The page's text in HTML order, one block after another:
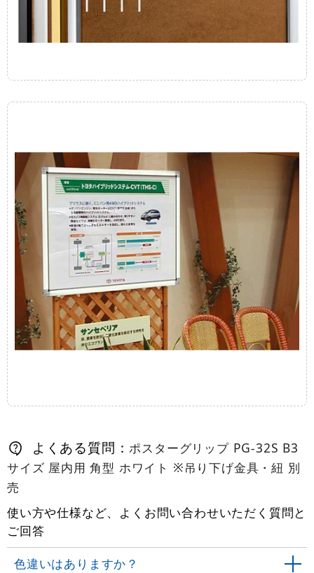
よくある質問：ポスターグリップ PG-32S B3
サイズ 屋内用 角型 ホワイト ※吊り下げ金具・紐 別
売
使い方や仕様など、よくお問い合わせいただく質問と
ご回答
色違いはありますか？